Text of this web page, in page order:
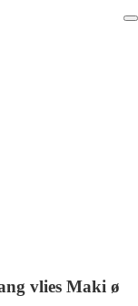
vlies Maki ø